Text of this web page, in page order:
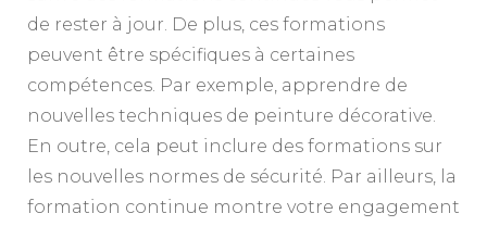
de rester à jour. De plus, ces formations
peuvent être spécifiques à certaines
compétences. Par exemple, apprendre de
nouvelles techniques de peinture décorative.
En outre, cela peut inclure des formations sur
les nouvelles normes de sécurité. Par ailleurs, la
formation continue montre votre engagement